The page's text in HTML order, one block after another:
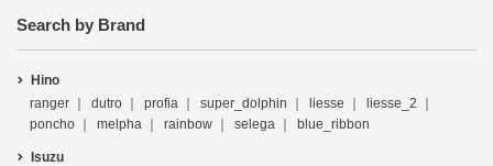
Search by Brand
Hino
ranger
dutro profia super_dolphin liesse
liesse_2
poncho
melpha rainbow selega blue_ribbon
Isuzu